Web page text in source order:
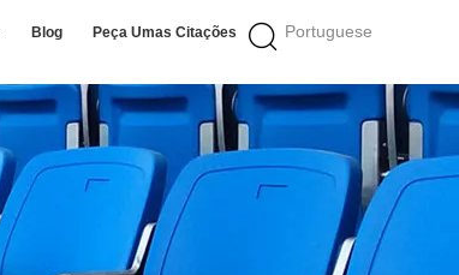
Portuguese
Blog Peça Umas Citações